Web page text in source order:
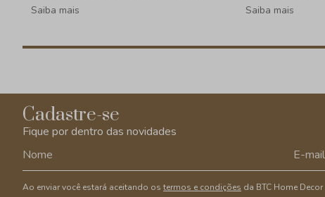
Saiba mais Saiba mais
Cadastre-se
Fique por dentro das novidades
Ao enviar você estará aceitando os termos e condições da BTC Home Decor